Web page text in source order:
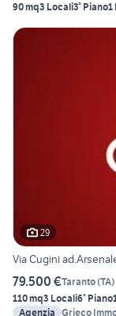
90 mq3 Locali3° Piano1
29
Via Cugini
79.500 €Taranto(TA)
110 mq3 Locali6° Piano
Agenzia Grieco